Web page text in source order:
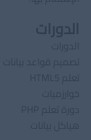
الدورات
الدورات
تصميم قواعد بيانات
تعلم HTML5
خوارزميات
دورة تعلم PHP
هياكل بيانات